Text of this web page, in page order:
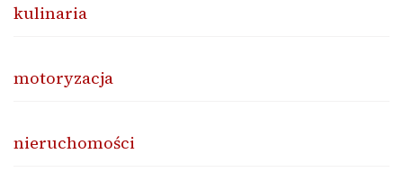
kulinaria
motoryzacja
nieruchomości